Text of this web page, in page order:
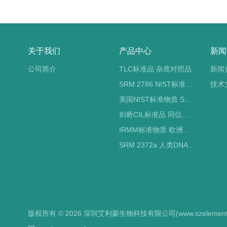
关于我们
公司简介
产品中心
TLC标准品 杂质对照品
SRM 2786 NIST标准物质 PM2.5标准品
美国NIST标准物质 SRM标准品
SRM 2372a 人类DNA定量标准品 NIST标准物质
新
新闻
技术
版权所有 © 2026 深圳艾利蒙生物科技有限公司